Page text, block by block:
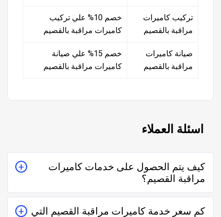
تركيب كاميرات
مراقبة بالقصيم
خصم 10% علي تركيب
كاميرات مراقبة بالقصيم
صيانة كاميرات
مراقبة بالقصيم
خصم 15% علي صيانة
كاميرات مراقبة بالقصيم
اسئلة العملاء
كيف يتم الحصول على خدمات كاميرات
مراقبة القصيم؟
يتم الحصول على خدمات كاميرات مراقبة القصيم من خلال
التواصل معه إما على الواتساب أو تليفونياً وطلب الخدمة
كم سعر خدمة كاميرات مراقبة القصيم التي